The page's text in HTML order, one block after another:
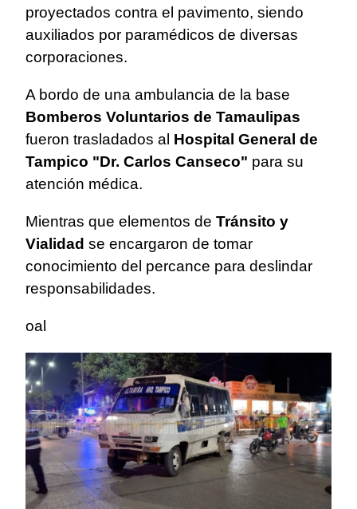
proyectados contra el pavimento, siendo
auxiliados por paramédicos de diversas
corporaciones.
A bordo de una ambulancia de la base
Bomberos Voluntarios de Tamaulipas
fueron trasladados al Hospital General de
Tampico "Dr. Carlos Canseco" para su
atención médica.
Mientras que elementos de Tránsito y
Vialidad se encargaron de tomar
conocimiento del percance para deslindar
responsabilidades.
oal